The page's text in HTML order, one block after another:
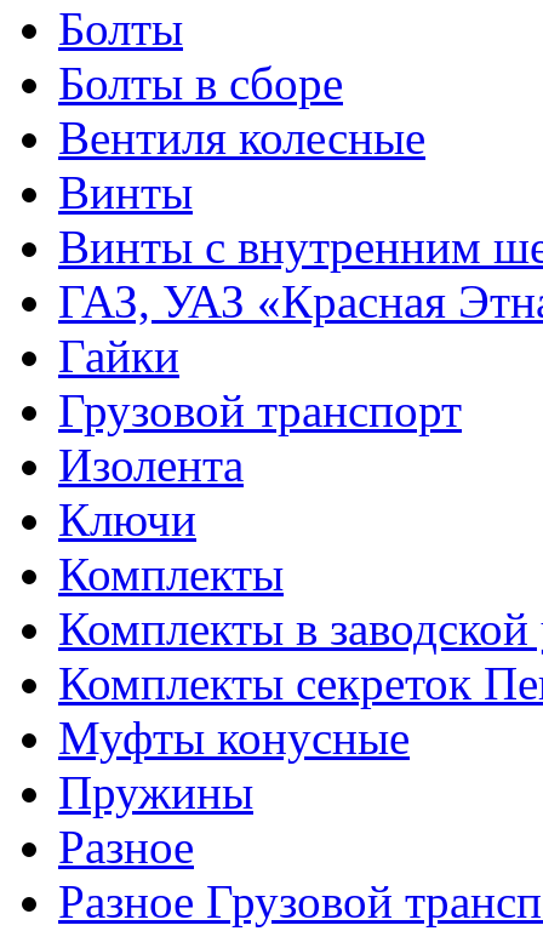
Болты
Болты в сборе
Вентиля колесные
Винты
Винты с внутренним
ГАЗ, УАЗ «Красная
Гайки
Грузовой транспорт
Изолента
Ключи
Комплекты
Комплекты в заводской
Комплекты секреток
Муфты конусные
Пружины
Разное
Разное Грузовой